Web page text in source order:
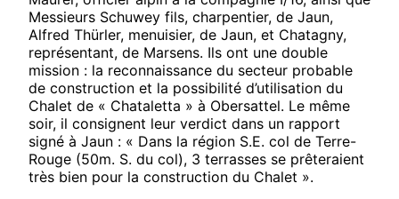
Messieurs Schuwey fils, charpentier, de Jaun,
Alfred Thürler, menuisier, de Jaun, et Chatagny,
représentant, de Marsens. Ils ont une double
mission : la reconnaissance du secteur probable
de construction et la possibilité d’utilisation du
Chalet de « Chataletta » à Obersattel. Le même
soir, il consignent leur verdict dans un rapport
signé à Jaun : « Dans la région S.E. col de Terre-
Rouge (50m. S. du col), 3 terrasses se prêteraient
très bien pour la construction du Chalet ».